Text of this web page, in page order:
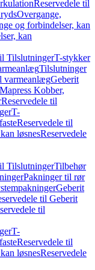
Reservedele til
Overgange,
og forbindelser, kan
kan
TilslutningerT-stykker
Tilslutninger
varmeanlægGeberit
Kobber,
Reservedele til
T-
Reservedele til
løsnesReservedele
TilslutningerTilbehør
Pakninger til rør
Geberit
til Geberit
til
T-
Reservedele til
løsnesReservedele